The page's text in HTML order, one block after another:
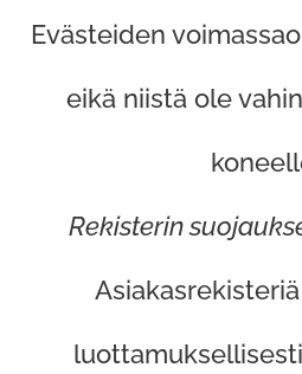
Evästeiden
eikä niistä ole
Rekisterin